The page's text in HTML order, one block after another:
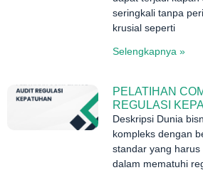
seringkali tanpa
krusial seperti
Selengkapnya »
PELATIHAN
REGULASI
Deskripsi Dunia
kompleks dengan
standar yang
dalam mematuhi